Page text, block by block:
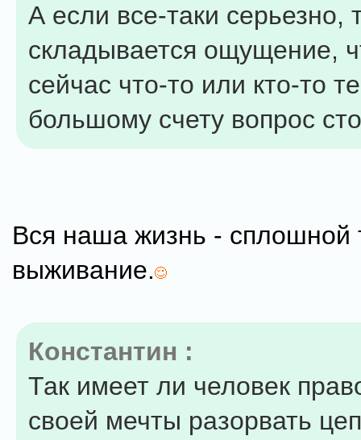
А если все-таки серьезно,
складывается ощущение,
сейчас что-то или кто-то
большому счету вопрос
Вся наша жизнь - сплошной
выживание.
Константин :
Так имеет ли человек
своей мечты разорвать